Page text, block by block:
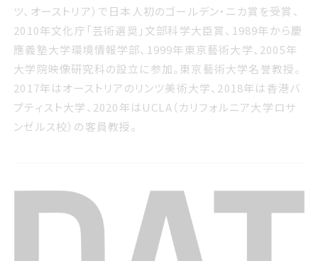
ツ、オーストリア）で日本人初のゴールデン・ニカ賞を受賞、
2010年文化庁「芸術選奨」文部科学大臣賞、1989年から慶
應義塾大学環境情報学部、1999年東京藝術大学、2005年
大学院映像研究科の設立に参加。東京藝術大学名誉教授。
2017年はオーストリアのリンツ美術大学、2018年は香港バ
プティスト大学、2020年はUCLA（カリフォルニア大学ロサ
ンゼルス校）の客員教授。